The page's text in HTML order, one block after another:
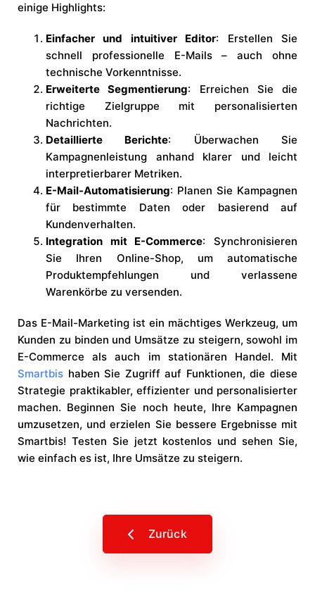
einige Highlights:
Einfacher und intuitiver Editor: Erstellen Sie
schnell professionelle E-Mails – auch ohne
technische Vorkenntnisse.
Erweiterte Segmentierung: Erreichen Sie die
richtige Zielgruppe mit personalisierten
Nachrichten.
Detaillierte Berichte: Überwachen Sie
Kampagnenleistung anhand klarer und leicht
interpretierbarer Metriken.
E-Mail-Automatisierung: Planen Sie Kampagnen
für bestimmte Daten oder basierend auf
Kundenverhalten.
Integration mit E-Commerce: Synchronisieren
Sie Ihren Online-Shop, um automatische
Produktempfehlungen und verlassene
Warenkörbe zu versenden.
Das E-Mail-Marketing ist ein mächtiges Werkzeug, um
Kunden zu binden und Umsätze zu steigern, sowohl im
E-Commerce als auch im stationären Handel. Mit
Smartbis haben Sie Zugriff auf Funktionen, die diese
Strategie praktikabler, effizienter und personalisierter
machen. Beginnen Sie noch heute, Ihre Kampagnen
umzusetzen, und erzielen Sie bessere Ergebnisse mit
Smartbis! Testen Sie jetzt kostenlos und sehen Sie,
wie einfach es ist, Ihre Umsätze zu steigern.
Zurück